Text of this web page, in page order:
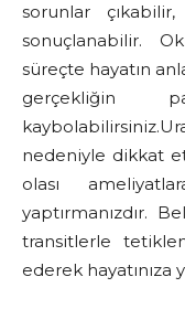
sorunlar
sonuçlanabilir.
süreçte hayatın
gerçekliğin
nedeniyle dikkat
olası
yaptırmanızdır.
transitlerle
ederek